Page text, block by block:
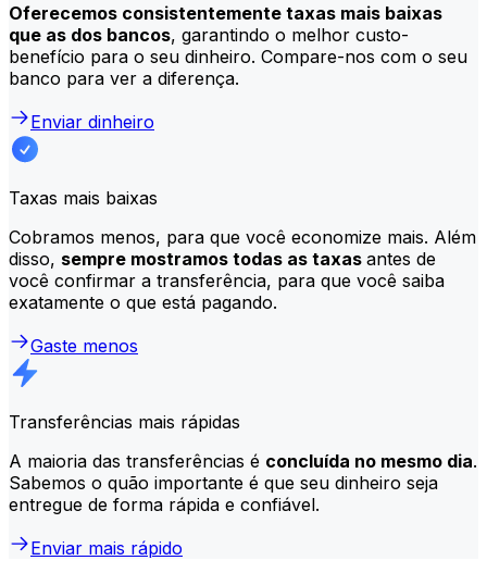
Oferecemos consistentemente taxas mais baixas
que as dos bancos, garantindo o melhor custo-
benefício para o seu dinheiro. Compare-nos com o seu
banco para ver a diferença.
Enviar dinheiro
Taxas mais baixas
Cobramos menos, para que você economize mais. Além
disso, sempre mostramos todas as taxas antes de
você confirmar a transferência, para que você saiba
exatamente o que está pagando.
Gaste menos
Transferências mais rápidas
A maioria das transferências é concluída no mesmo dia.
Sabemos o quão importante é que seu dinheiro seja
entregue de forma rápida e confiável.
Enviar mais rápido